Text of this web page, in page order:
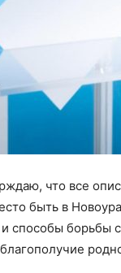
что все
быть в
способы борьбы